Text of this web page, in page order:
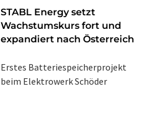
STABL Energy setzt
Wachstumskurs fort und
expandiert nach Österreich
Erstes Batteriespeicherprojekt
beim Elektrowerk Schöder